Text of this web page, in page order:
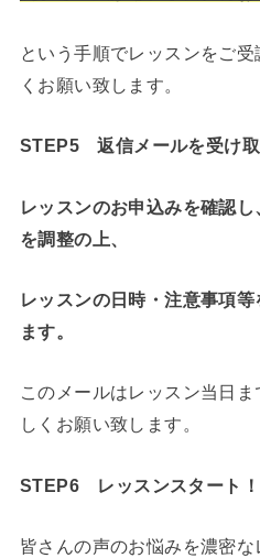
という手順でレッスンをご
くお願い致します。
STEP5 返信メールを受け
レッスンのお申込みを確認
を調整の上、
レッスンの日時・注意事項
ます。
このメールはレッスン当日
しくお願い致します。
STEP6 レッスンスタート！
皆さんの声のお悩みを濃密